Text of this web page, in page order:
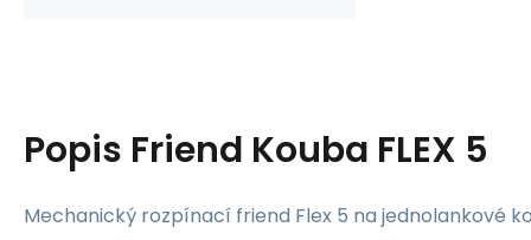
Popis Friend Kouba FLEX 5
Mechanický rozpínací friend Flex 5 na jednolankové